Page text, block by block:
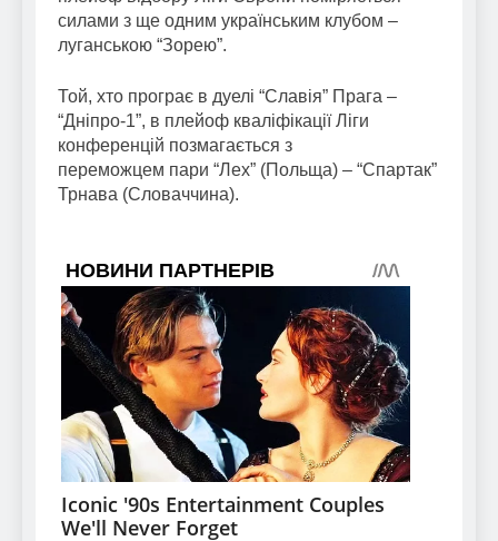
силами з ще одним українським клубом –
луганською “Зорею”.
Той, хто програє в дуелі “Славія” Прага –
“Дніпро-1”, в плейоф кваліфікації Ліги
конференцій позмагається з
переможцем пари “Лех” (Польща) – “Спартак”
Трнава (Словаччина).